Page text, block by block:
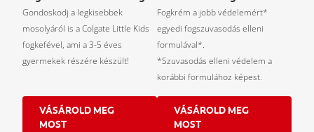
Gondoskodj a legkisebbek
mosolyáról is a Colgate Little Kids
fogkefével, ami a 3-5 éves
gyermekek részére készült!
VÁSÁROLD MEG
MOST
Fogkrém a jobb védelemért*
egyedi fogszuvasodás elleni
formulával*.
*Szuvasodás elleni védelem a
korábbi formulához képest.
VÁSÁROLD MEG
MOST